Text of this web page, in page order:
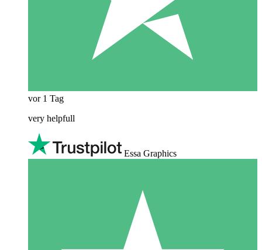
vor 1 Tag
very helpfull
Essa Graphics